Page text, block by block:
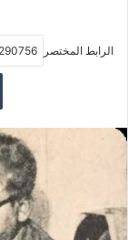
الرابط المختصر